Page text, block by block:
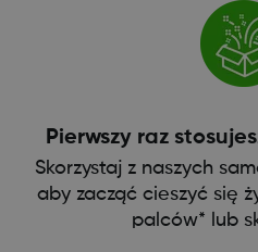
Pierwszy raz
Skorzystaj z naszych
aby zacząć cieszyć się
palców* lub